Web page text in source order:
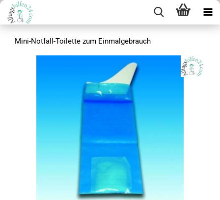
Mini-Notfall-Toilette zum Einmalgebrauch